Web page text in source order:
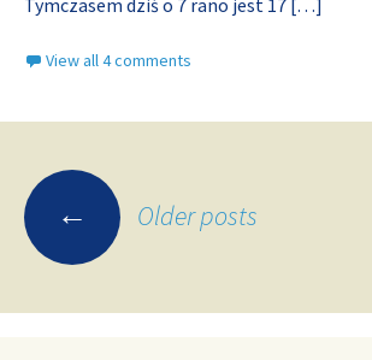
Tymczasem dziś o 7 rano jest 17 […]
View all 4 comments
Posts
navigation
← Older posts